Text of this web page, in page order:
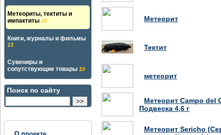
Метеорит
Тектит
метеорит
Метеорит Campo del
Подвеска 4,6 г
Метеорит Sericho
Метеориты, тектиты и
импактиты 24
Книги, журналы и фильмы
13
Сувениры и
сопутствующие товары 10
Поиск по сайту